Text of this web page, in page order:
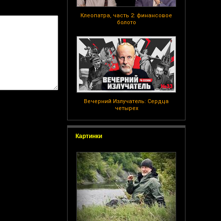
Клеопатра, часть 2: финансовое
болото
Вечерний Излучатель: Сердца
четырех
Картинки